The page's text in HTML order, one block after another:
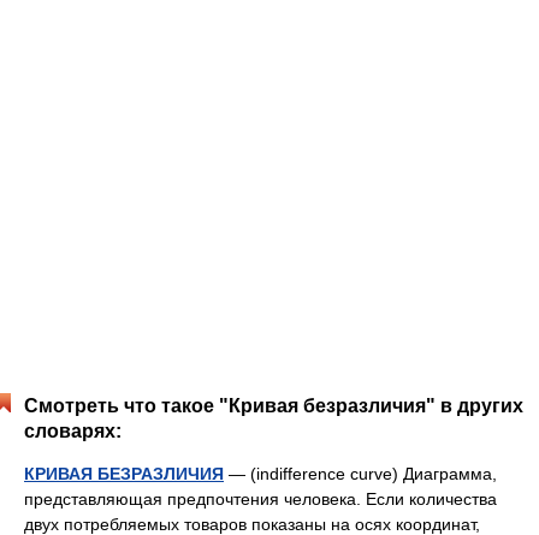
Смотреть что такое "Кривая безразличия" в других
словарях:
КРИВАЯ БЕЗРАЗЛИЧИЯ — (indifference curve) Диаграмма,
представляющая предпочтения человека. Если количества
двух потребляемых товаров показаны на осях координат,